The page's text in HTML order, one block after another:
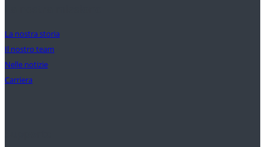
La nostra storia
Il nostro team
Nelle notizie
Carriera